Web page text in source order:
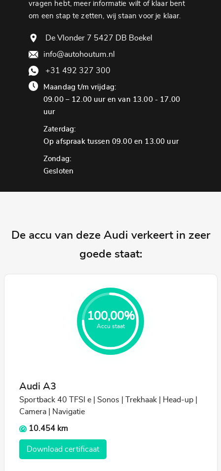
vragen hebt, meer informatie wilt of klaar bent
om een ​​stap te zetten, wij staan ​​voor je klaar.
De Vlonder 7 5427 DB Boekel
info@autohoutum.nl
+31 492 327 300
Maandag t/m vrijdag:
09.00 – 12.00 uur en van 13.00 - 17.00
uur
Zaterdag:
Op afspraak tussen 09.00 en 13.00 uur
Zondag:
Gesloten
De accu van deze Audi verkeert in zeer
goede staat:
100,00%
Accu staat
Audi A3
Sportback 40 TFSI e | Sonos | Trekhaak | Head-up |
Camera | Navigatie
10.454 km
Download certificaat